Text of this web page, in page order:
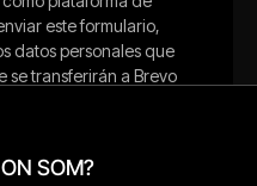
ON SOM?